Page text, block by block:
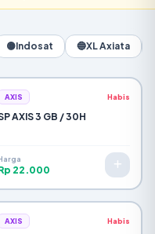
🟡Indosat 🔵XL Axiata
AXIS Habis
AXIS 3 GB / 30H
22.000
AXIS Habis